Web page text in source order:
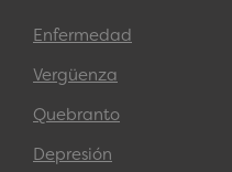
Enfermedad
Vergüenza
Quebranto
Depresión